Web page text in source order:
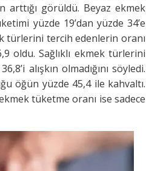
arttığı görüldü. Beyaz ekmek
yüzde 19’dan yüzde 34’e
türlerini tercih edenlerin oranı
oldu. Sağlıklı ekmek türlerini
alışkın olmadığını söyledi.
öğün yüzde 45,4 ile kahvaltı.
tüketme oranı ise sadece